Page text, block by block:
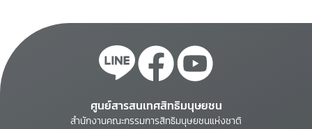
ศูนย์สารสนเทศสิทธิมนุษยชน
สำนักงานคณะกรรมการสิทธิมนุษยชนแห่งชาติ